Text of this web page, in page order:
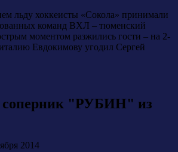
льду хоккеисты «Сокола» принимали
команд ВХЛ – тюменский
моментом разжились гости – на 2-
Евдокимову угодил Сергей
соперник "РУБИН" из
2014